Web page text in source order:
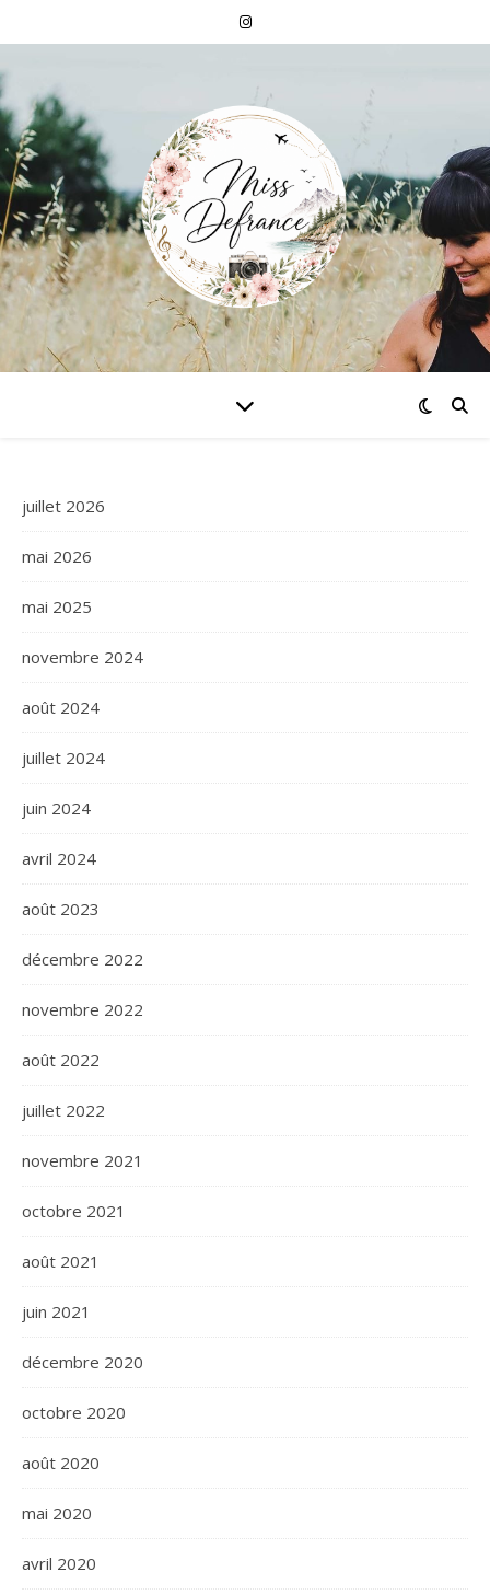
juillet 2026
mai 2026
mai 2025
novembre 2024
août 2024
juillet 2024
juin 2024
avril 2024
août 2023
décembre 2022
novembre 2022
août 2022
juillet 2022
novembre 2021
octobre 2021
août 2021
juin 2021
décembre 2020
octobre 2020
août 2020
mai 2020
avril 2020